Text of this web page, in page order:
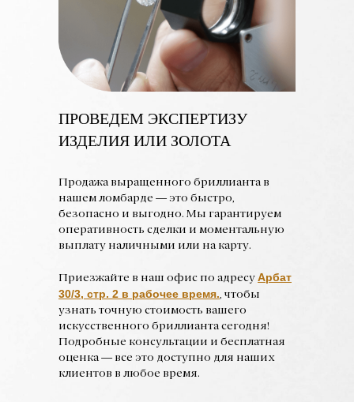
Продажа выращенного бриллианта в
нашем ломбарде — это быстро,
безопасно и выгодно. Мы гарантируем
оперативность сделки и моментальную
выплату наличными или на карту.
Приезжайте в наш офис по адресу Арбат
30/3, стр. 2 в рабочее время., чтобы
узнать точную стоимость вашего
искусственного бриллианта сегодня!
Подробные консультации и бесплатная
оценка — все это доступно для наших
клиентов в любое время.
ПРОВЕДЕМ ЭКСПЕРТИЗУ
ИЗДЕЛИЯ ИЛИ ЗОЛОТА